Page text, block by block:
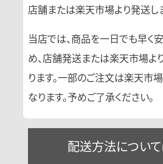
店舗または楽天市場より発送し
当店では、商品を一日でも早く
め、店舗発送または楽天市場よ
ります。一部のご注文は楽天市
なります。予めご了承ください。
配送方法について